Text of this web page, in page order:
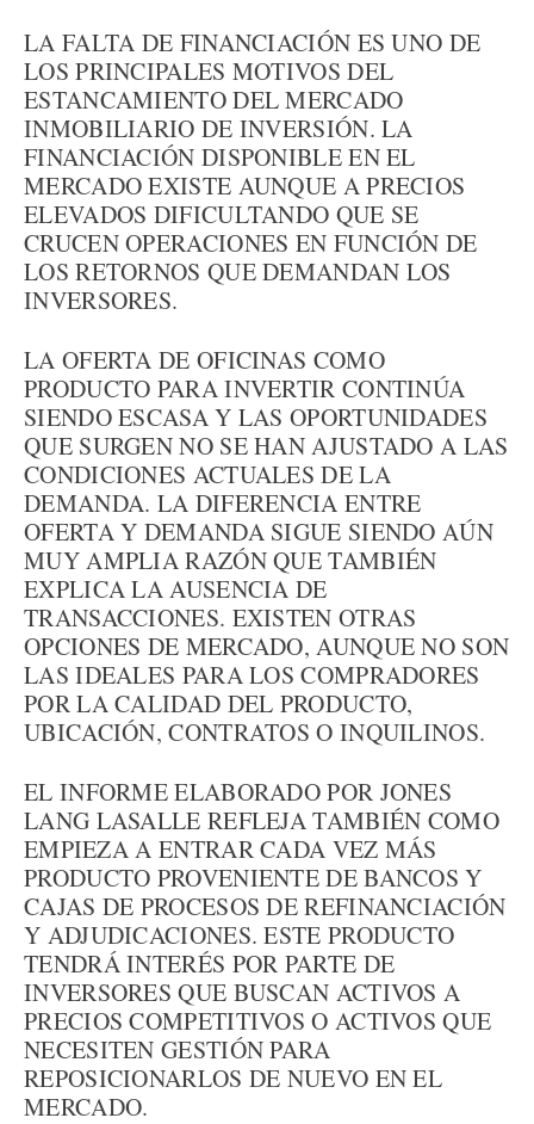
LA FALTA DE FINANCIACIÓN ES UNO DE
LOS PRINCIPALES MOTIVOS DEL
ESTANCAMIENTO DEL MERCADO
INMOBILIARIO DE INVERSIÓN. LA
FINANCIACIÓN DISPONIBLE EN EL
MERCADO EXISTE AUNQUE A PRECIOS
ELEVADOS DIFICULTANDO QUE SE
CRUCEN OPERACIONES EN FUNCIÓN DE
LOS RETORNOS QUE DEMANDAN LOS
INVERSORES.
LA OFERTA DE OFICINAS COMO
PRODUCTO PARA INVERTIR CONTINÚA
SIENDO ESCASA Y LAS OPORTUNIDADES
QUE SURGEN NO SE HAN AJUSTADO A LAS
CONDICIONES ACTUALES DE LA
DEMANDA. LA DIFERENCIA ENTRE
OFERTA Y DEMANDA SIGUE SIENDO AÚN
MUY AMPLIA RAZÓN QUE TAMBIÉN
EXPLICA LA AUSENCIA DE
TRANSACCIONES. EXISTEN OTRAS
OPCIONES DE MERCADO, AUNQUE NO SON
LAS IDEALES PARA LOS COMPRADORES
POR LA CALIDAD DEL PRODUCTO,
UBICACIÓN, CONTRATOS O INQUILINOS.
EL INFORME ELABORADO POR JONES
LANG LASALLE REFLEJA TAMBIÉN COMO
EMPIEZA A ENTRAR CADA VEZ MÁS
PRODUCTO PROVENIENTE DE BANCOS Y
CAJAS DE PROCESOS DE REFINANCIACIÓN
Y ADJUDICACIONES. ESTE PRODUCTO
TENDRÁ INTERÉS POR PARTE DE
INVERSORES QUE BUSCAN ACTIVOS A
PRECIOS COMPETITIVOS O ACTIVOS QUE
NECESITEN GESTIÓN PARA
REPOSICIONARLOS DE NUEVO EN EL
MERCADO.